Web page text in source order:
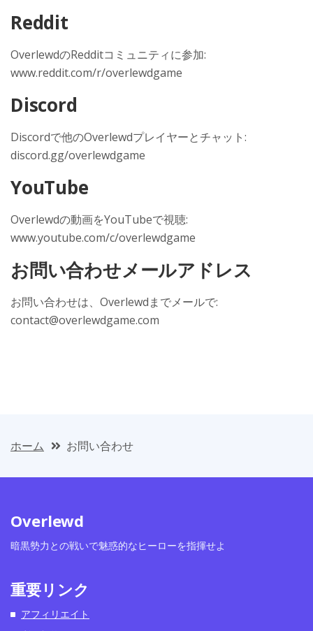
Reddit
OverlewdのRedditコミュニティに参加:
www.reddit.com/r/overlewdgame
Discord
Discordで他のOverlewdプレイヤーとチャット:
discord.gg/overlewdgame
YouTube
Overlewdの動画をYouTubeで視聴:
www.youtube.com/c/overlewdgame
お問い合わせメールアドレス
お問い合わせは、Overlewdまでメールで:
contact@overlewdgame.com
ホーム お問い合わせ
Overlewd
暗黒勢力との戦いで魅惑的なヒーローを指揮せよ
重要リンク
アフィリエイト